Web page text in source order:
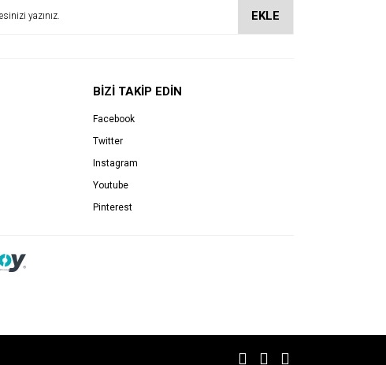
EKLE
BİZİ TAKİP EDİN
Facebook
Twitter
Instagram
Youtube
Pinterest